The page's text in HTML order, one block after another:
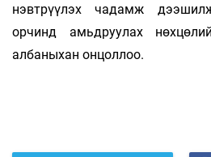
нэвтрүүлэх чадамж
орчинд амьдруулах
албаныхан онцоллоо.